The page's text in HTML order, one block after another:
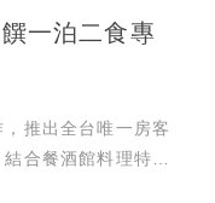
一泊二食專
推出全台唯一房客
合餐酒館料理特色